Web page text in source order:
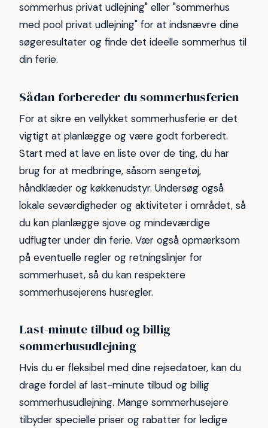
sommerhus privat udlejning" eller "sommerhus
med pool privat udlejning" for at indsnævre dine
søgeresultater og finde det ideelle sommerhus til
din ferie.
Sådan forbereder du sommerhusferien
For at sikre en vellykket sommerhusferie er det
vigtigt at planlægge og være godt forberedt.
Start med at lave en liste over de ting, du har
brug for at medbringe, såsom sengetøj,
håndklæder og køkkenudstyr. Undersøg også
lokale seværdigheder og aktiviteter i området, så
du kan planlægge sjove og mindeværdige
udflugter under din ferie. Vær også opmærksom
på eventuelle regler og retningslinjer for
sommerhuset, så du kan respektere
sommerhusejerens husregler.
Last-minute tilbud og billig
sommerhusudlejning
Hvis du er fleksibel med dine rejsedatoer, kan du
drage fordel af last-minute tilbud og billig
sommerhusudlejning. Mange sommerhusejere
tilbyder specielle priser og rabatter for ledige